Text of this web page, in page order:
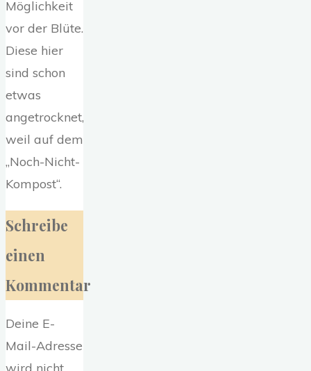
Möglichkeit
vor der Blüte.
Diese hier
sind schon
etwas
angetrocknet,
weil auf dem
„Noch-Nicht-
Kompost“.
Schreibe
einen
Kommentar
Deine E-
Mail-Adresse